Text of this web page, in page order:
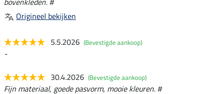
Origineel bekijken
5.5.2026 (Bevestigde aankoop)
-
30.4.2026 (Bevestigde aankoop)
Fijn materiaal, goede pasvorm, mooie kleuren. #